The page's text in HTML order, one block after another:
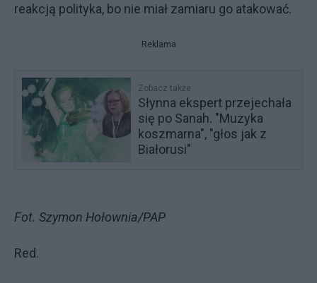
reakcją polityka, bo nie miał zamiaru go atakować.
Reklama
Zobacz także
Słynna ekspert przejechała
się po Sanah. "Muzyka
koszmarna", "głos jak z
Białorusi"
Fot. Szymon Hołownia/PAP
Red.